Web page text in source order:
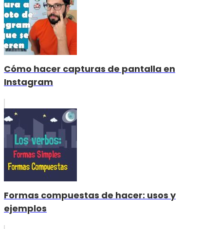
Cómo hacer capturas de pantalla en
Instagram
Formas compuestas de hacer: usos y
ejemplos